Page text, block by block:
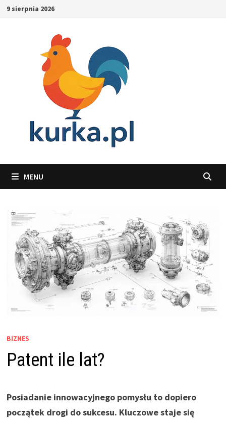
Skip9 sierpnia 2026
MENU
BIZNES
Patent ile lat?
Posiadanie innowacyjnego pomysłu to dopiero
początek drogi do sukcesu. Kluczowe staje się